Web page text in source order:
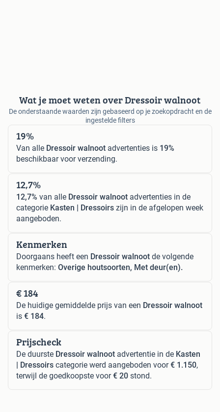
Wat je moet weten over Dressoir walnoot
De onderstaande waarden zijn gebaseerd op je zoekopdracht en de
ingestelde filters
19%
Van alle Dressoir walnoot advertenties is 19%
beschikbaar voor verzending.
12,7%
12,7% van alle Dressoir walnoot advertenties in de
categorie Kasten | Dressoirs zijn in de afgelopen week
aangeboden.
Kenmerken
Doorgaans heeft een Dressoir walnoot de volgende
kenmerken: Overige houtsoorten, Met deur(en).
€ 184
De huidige gemiddelde prijs van een Dressoir walnoot
is € 184.
Prijscheck
De duurste Dressoir walnoot advertentie in de Kasten
| Dressoirs categorie werd aangeboden voor€ 1.150,
terwijl de goedkoopste voor€ 20 stond.